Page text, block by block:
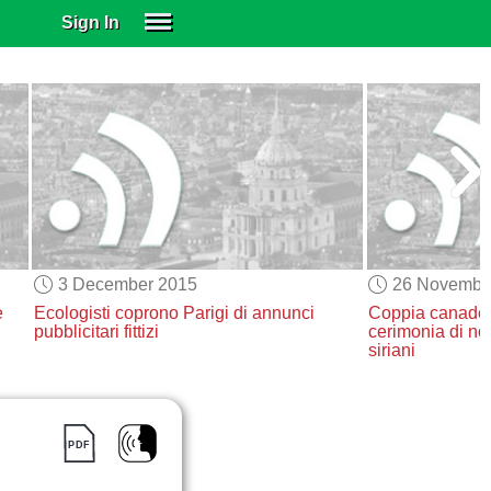
Sign In
SUBSCRIBE
EDUCATIONAL LICENSES
GIFT CARDS
OTHER LANGUAGES
ABOUT US
ALEXA
ADJUST COLORS
3 December 2015
Ecologisti coprono Parigi di annunci
pubblicitari fittizi
26
Coppia
cerimonia di
siriani